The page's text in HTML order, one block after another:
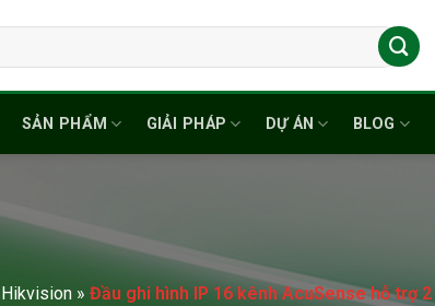
SẢN PHẨM GIẢI PHÁP DỰ ÁN BLOG
» Đầu ghi hình IP 16 kênh AcuSense hỗ trợ